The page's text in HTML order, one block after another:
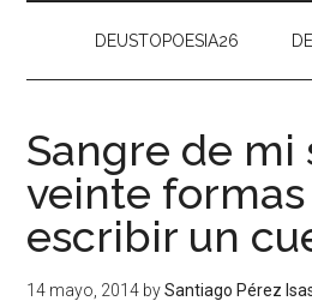
DEUSTOPOESIA26
Sangre de mi
veinte
escribir un
14 mayo, 2014 bySantiago Pérez